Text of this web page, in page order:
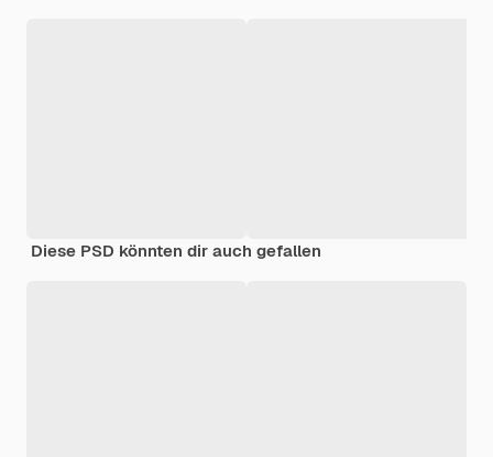
Diese PSD könnten dir auch gefallen